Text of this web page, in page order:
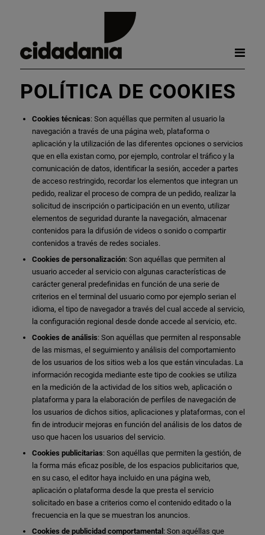
POLÍTICA DE COOKIES
Cookies técnicas: Son aquéllas que permiten al usuario la
navegación a través de una página web, plataforma o
aplicación y la utilización de las diferentes opciones o servicios
que en ella existan como, por ejemplo, controlar el tráfico y la
comunicación de datos, identificar la sesión, acceder a partes
de acceso restringido, recordar los elementos que integran un
pedido, realizar el proceso de compra de un pedido, realizar la
solicitud de inscripción o participación en un evento, utilizar
elementos de seguridad durante la navegación, almacenar
contenidos para la difusión de videos o sonido o compartir
contenidos a través de redes sociales.
Cookies de personalización: Son aquéllas que permiten al
usuario acceder al servicio con algunas características de
carácter general predefinidas en función de una serie de
criterios en el terminal del usuario como por ejemplo serian el
idioma, el tipo de navegador a través del cual accede al servicio,
la configuración regional desde donde accede al servicio, etc.
Cookies de análisis: Son aquéllas que permiten al responsable
de las mismas, el seguimiento y análisis del comportamiento
de los usuarios de los sitios web a los que están vinculadas. La
información recogida mediante este tipo de cookies se utiliza
en la medición de la actividad de los sitios web, aplicación o
plataforma y para la elaboración de perfiles de navegación de
los usuarios de dichos sitios, aplicaciones y plataformas, con el
fin de introducir mejoras en función del análisis de los datos de
uso que hacen los usuarios del servicio.
Cookies publicitarias: Son aquéllas que permiten la gestión, de
la forma más eficaz posible, de los espacios publicitarios que,
en su caso, el editor haya incluido en una página web,
aplicación o plataforma desde la que presta el servicio
solicitado en base a criterios como el contenido editado o la
frecuencia en la que se muestran los anuncios.
Cookies de publicidad comportamental : Son aquéllas que